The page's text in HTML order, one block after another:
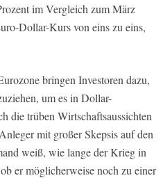
im Vergleich zum März
Dollar-Kurs von eins zu eins,
bringen Investoren dazu,
um es in Dollar-
die trüben Wirtschaftsaussichten
mit großer Skepsis auf den
weiß, wie lange der Krieg in
er möglicherweise noch zu einer